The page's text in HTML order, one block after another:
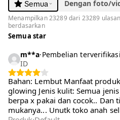
Semua
Dengan foto/
Menampilkan 23289 dari 23289
berdasarkan
Semua star
m**a·Pembelian terverifikasi
ID
Bahan: Lembut Manfaat
glowing Jenis kulit: Semua
berpa x pakai dan cocok.. Dan
mukanya... Unutk toko anah